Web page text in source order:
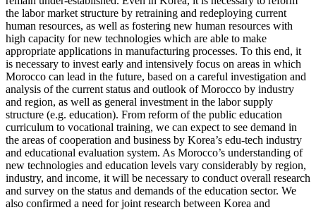
the labor market structure by retraining and redeploying current
human resources, as well as fostering new human resources with
high capacity for new technologies which are able to make
appropriate applications in manufacturing processes. To this end, it
is necessary to invest early and intensively focus on areas in which
Morocco can lead in the future, based on a careful investigation and
analysis of the current status and outlook of Morocco by industry
and region, as well as general investment in the labor supply
structure (e.g. education). From reform of the public education
curriculum to vocational training, we can expect to see demand in
the areas of cooperation and business by Korea’s edu-tech industry
and educational evaluation system. As Morocco’s understanding of
new technologies and education levels vary considerably by region,
industry, and income, it will be necessary to conduct overall research
and survey on the status and demands of the education sector. We
also confirmed a need for joint research between Korea and